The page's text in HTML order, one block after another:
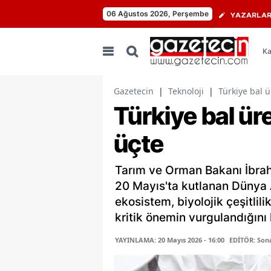
06 Ağustos 2026, Perşembe YAZARLAR
Gazetecin | Teknoloji | Türkiye bal
Türkiye bal
üçte
Tarım ve Orman Bakanı
20 Mayıs'ta kutlanan Dünya
ekosistem, biyolojik çeşitlilik
kritik önemin vurgulandığını
YAYINLAMA: 20 Mayıs 2026 - 16:00 EDİTÖR: